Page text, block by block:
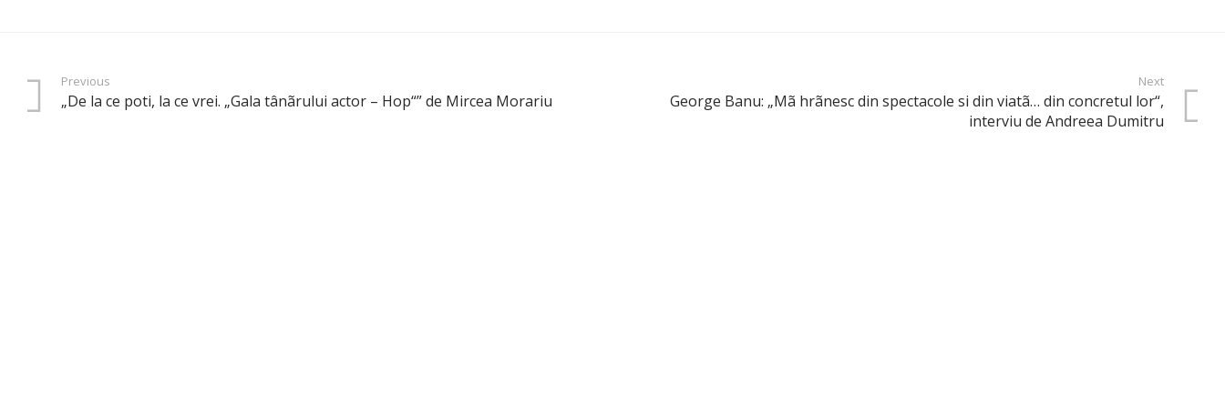
Previous
„De la ce poti, la ce vrei. „Gala tânãrului actor – Hop“” de Mircea Morariu
Next
George Banu: „Mã hrãnesc din spectacole si din viatã… din concretul lor“,
interviu de Andreea Dumitru